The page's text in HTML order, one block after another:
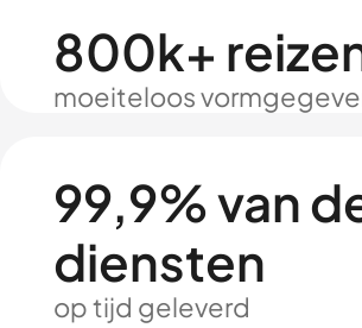
800k+
moeiteloos
99,9% van
diensten
op tijd geleverd